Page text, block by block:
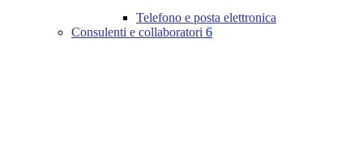
Telefono e posta elettronica
Consulenti e collaboratori 6